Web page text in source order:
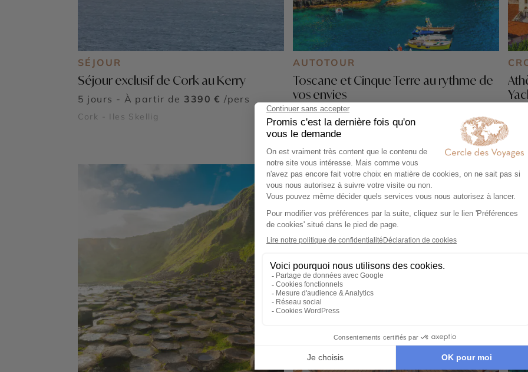
SÉJOUR
Séjour exclusif de Cork au Kerry
5 jours - À partir de 3390 € /pers
Cork - Iles Skellig
AUTOTOUR
Toscane et Cinque Terre au rythme de
vos envies
10 jours - À partir de
Florence - Sienne - Val d'Orcia - Chianti -
Duomo de Florence - Tour de Pise et cour
des Miracles